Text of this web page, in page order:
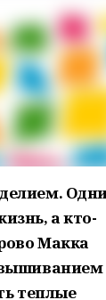
а кто-
Макка
вышиванием
теплые